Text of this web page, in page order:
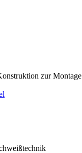
zur Montage